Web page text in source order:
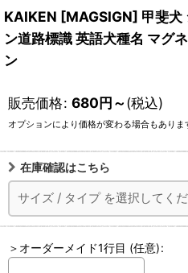
KAIKEN [MAGSIGN] 甲斐犬
ン道路標識 英語犬種名 マグ
ン
販売価格: 680円～(税込)
オプションにより価格が変わる場合もありま
在庫確認はこちら
サイズ / タイプ を選択してく
＞オーダーメイド1行目 (任意):